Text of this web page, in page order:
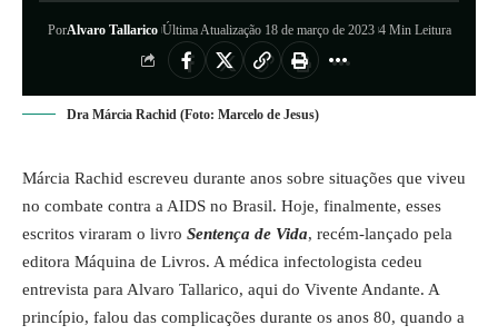
PorAlvaro Tallarico Última Atualização 18 de março de 2023 4 Min Leitura
Dra Márcia Rachid (Foto: Marcelo de Jesus)
Márcia Rachid escreveu durante anos sobre situações que viveu
no combate contra a AIDS no Brasil. Hoje, finalmente, esses
escritos viraram o livro Sentença de Vida, recém-lançado pela
editora Máquina de Livros. A médica infectologista cedeu
entrevista para Alvaro Tallarico, aqui do Vivente Andante. A
princípio, falou das complicações durante os anos 80, quando a